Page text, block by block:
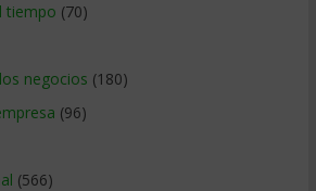
tiempo (70)
negocios (180)
(96)
(566)